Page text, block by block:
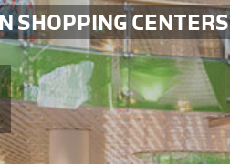
SHOPPING CENTERS